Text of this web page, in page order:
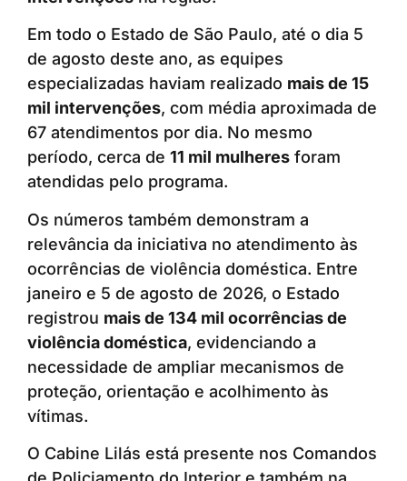
Em todo o Estado de São Paulo, até o dia 5
de agosto deste ano, as equipes
especializadas haviam realizado mais de 15
mil intervenções, com média aproximada de
67 atendimentos por dia. No mesmo
período, cerca de 11 mil mulheres foram
atendidas pelo programa.
Os números também demonstram a
relevância da iniciativa no atendimento às
ocorrências de violência doméstica. Entre
janeiro e 5 de agosto de 2026, o Estado
registrou mais de 134 mil ocorrências de
violência doméstica, evidenciando a
necessidade de ampliar mecanismos de
proteção, orientação e acolhimento às
vítimas.
O Cabine Lilás está presente nos Comandos